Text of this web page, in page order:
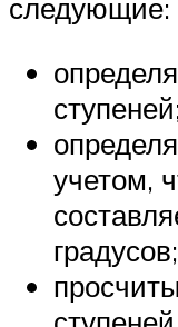
следующие:
учетом,
градусов;